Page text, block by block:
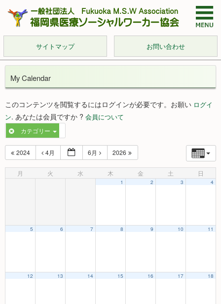
サイトマップ お問い合わせ
My Calendar
このコンテンツを閲覧するにはログインが必要です。お願い ログイ
ン. あなたは会員ですか ? 会員について
カテゴリー
2024 4月 6月 2026
月 火 水 木 金 土 日
1 2 3 4
5 6 7 8 9 10 11
12 13 14 15 16 17 18